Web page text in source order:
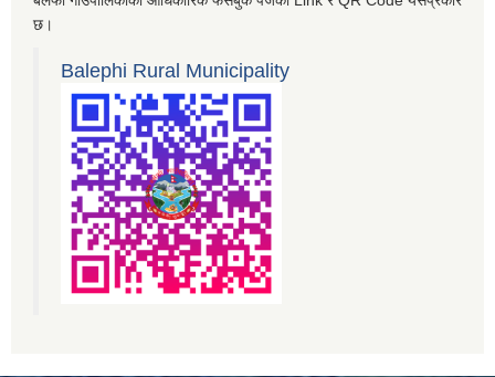
छ।
Balephi Rural Municipality